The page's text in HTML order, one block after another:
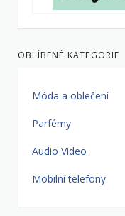
OBLÍBENÉ KATEGORIE
Móda a oblečení
Parfémy
Audio Video
Mobilní telefony